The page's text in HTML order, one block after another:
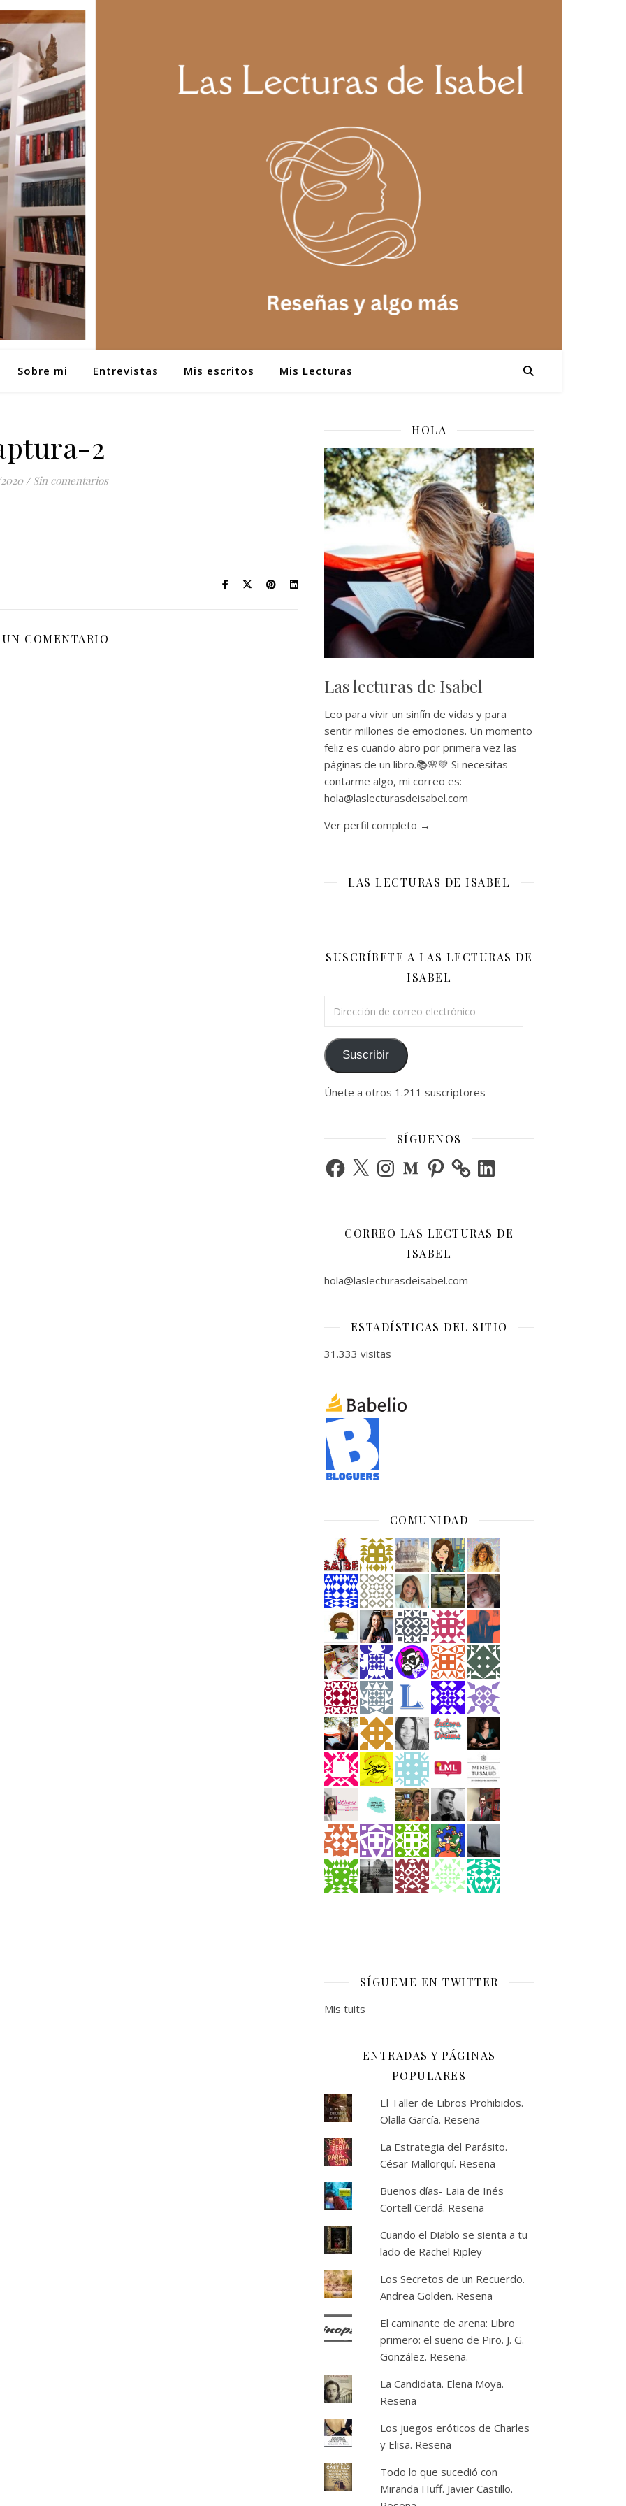
Sobre mi Entrevistas Mis escritos Mis Lecturas
2
/ Sin comentarios
UN COMENTARIO
HOLA
Las lecturas de Isabel
Leo para vivir un sinfín de vidas y para
sentir millones de emociones. Un momento
feliz es cuando abro por primera vez las
páginas de un libro.📚🌸💚 Si necesitas
contarme algo, mi correo es:
hola@laslecturasdeisabel.com
Ver perfil completo →
LAS LECTURAS DE ISABEL
SUSCRÍBETE A LAS LECTURAS DE
ISABEL
Suscribir
Únete a otros 1.211 suscriptores
SÍGUENOS
Facebook
X InstagramMediumPinterest LinkedIn
CORREO LAS LECTURAS DE
ISABEL
hola@laslecturasdeisabel.com
ESTADÍSTICAS DEL SITIO
31.333 visitas
COMUNIDAD
SÍGUEME EN TWITTER
Mis tuits
ENTRADAS Y PÁGINAS
POPULARES
El Taller de Libros Prohibidos.
Olalla García. Reseña
La Estrategia del Parásito.
César Mallorquí. Reseña
Buenos días- Laia de Inés
Cortell Cerdá. Reseña
Cuando el Diablo se sienta a tu
lado de Rachel Ripley
Los Secretos de un Recuerdo.
Andrea Golden. Reseña
El caminante de arena: Libro
primero: el sueño de Piro. J. G.
González. Reseña.
La Candidata. Elena Moya.
Reseña
Los juegos eróticos de Charles
y Elisa. Reseña
Todo lo que sucedió con
Miranda Huff. Javier Castillo.